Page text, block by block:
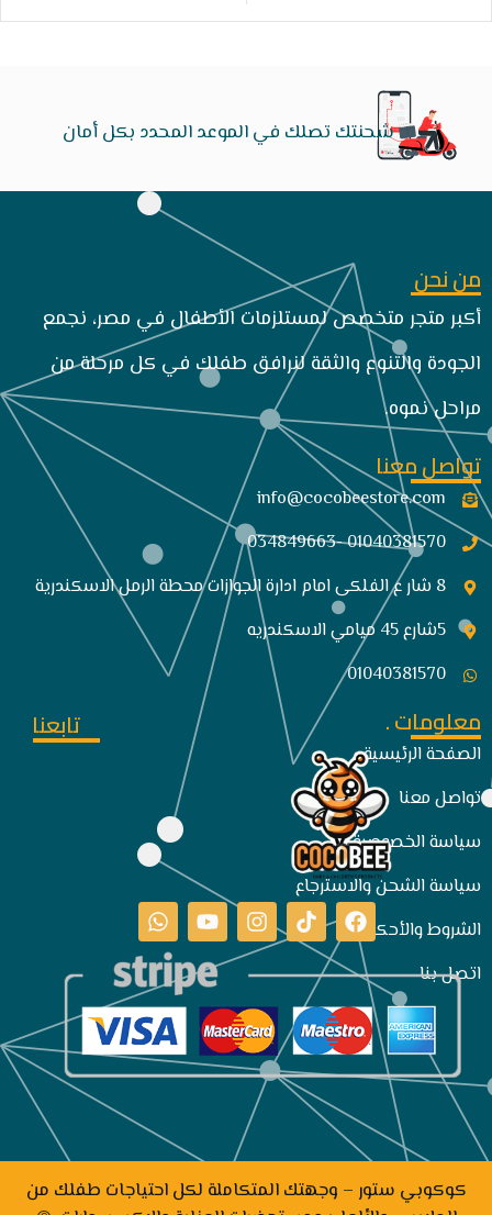
شحنتك تصلك في الموعد المحدد بكل أمان
من نحن
أكبر متجر متخصص لمستلزمات الأطفال في مصر، نجمع
الجودة والتنوع والثقة لنرافق طفلك في كل مرحلة من
مراحل نموه.
تواصل معنا
info@cocobeestore.com​
01040381570 -034849663
8 شار ع الفلكى امام ادارة الجوازات محطة الرمل الاسكندرية
5شارع 45 ميامي الاسكندريه
01040381570
معلومات .
الصفحة الرئيسية
تواصل معنا
سياسة الخصوصية
سياسة الشحن والاسترجاع
الشروط والأحكام
اتصل بنا
تابعنا
كوكوبي ستور – وجهتك المتكاملة لكل احتياجات طفلك من